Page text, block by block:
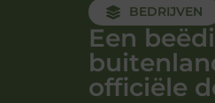
BEDRIJVEN
Een
officiële